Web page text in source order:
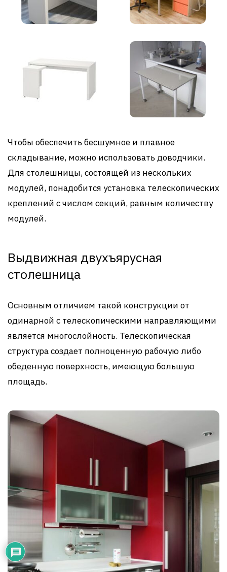
Чтобы обеспечить бесшумное и плавное
складывание, можно использовать доводчики.
Для столешницы, состоящей из нескольких
модулей, понадобится установка телескопических
креплений с числом секций, равным количеству
модулей.
Выдвижная двухъярусная
столешница
Основным отличием такой конструкции от
одинарной с телескопическими направляющими
является многослойность. Телескопическая
структура создает полноценную рабочую либо
обеденную поверхность, имеющую большую
площадь.